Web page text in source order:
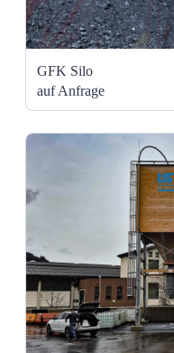
GFK Silo
auf Anfrage